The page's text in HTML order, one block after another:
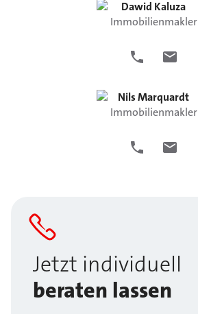
Dawid Kaluza
Immobilienmakler
NilsMarquardt
Immobilienmakler
Jetzt individuell
beraten lassen